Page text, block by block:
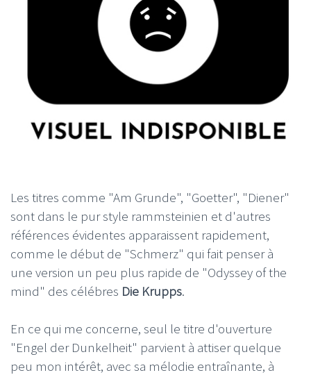
Les titres comme "Am Grunde", "Goetter", "Diener"
sont dans le pur style rammsteinien et d'autres
références évidentes apparaissent rapidement,
comme le début de "Schmerz" qui fait penser à
une version un peu plus rapide de "Odyssey of the
mind" des célébres Die Krupps.
En ce qui me concerne, seul le titre d'ouverture
"Engel der Dunkelheit" parvient à attiser quelque
peu mon intérêt, avec sa mélodie entraînante, à